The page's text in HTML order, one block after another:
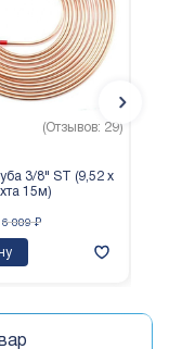
3/8" ST (9,52 х
15м)
(Отзывов: 29)
6 009 ₽